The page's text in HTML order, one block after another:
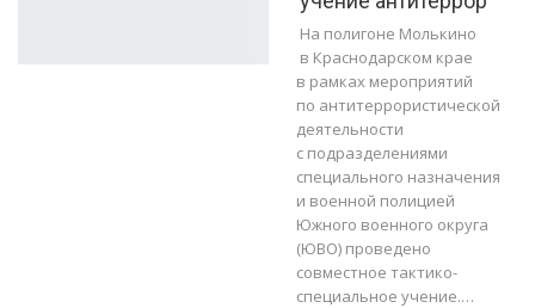
На полигоне Молькино
в Краснодарском крае
в рамках мероприятий
по антитеррористической
деятельности
с подразделениями
специального назначения
и военной полицией
Южного военного округа
(ЮВО) проведено
совместное тактико-
специальное учение.…